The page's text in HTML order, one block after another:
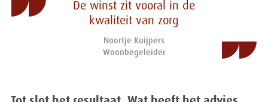
De winst zit vooral in de
kwaliteit van zorg
Noortje Kuijpers
Woonbegeleider